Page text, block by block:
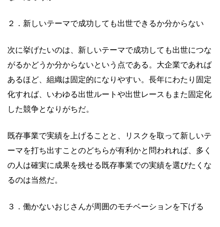
２．新しいテーマで成功しても出世できるか分からない
次に挙げたいのは、新しいテーマで成功しても出世につな
がるかどうか分からないという点である。大企業であれば
あるほど、組織は固定的になりやすい。長年にわたり固定
化すれば、いわゆる出世ルートや出世レースもまた固定化
した競争となりがちだ。
既存事業で実績を上げることと、リスクを取って新しいテ
ーマを打ち出すことのどちらが有利かと問われれば、多く
の人は確実に成果を残せる既存事業での実績を選びたくな
るのは当然だ。
３．働かないおじさんが周囲のモチベーションを下げる